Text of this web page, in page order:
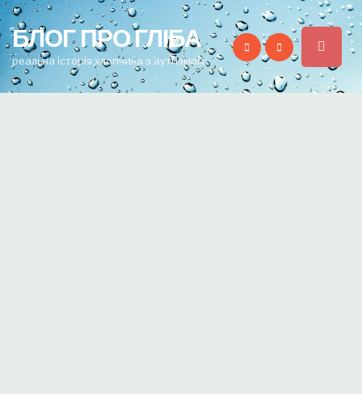
for:
БЛОГ ПРО ГЛІБА
реальна історія хлопчика з аутизмом